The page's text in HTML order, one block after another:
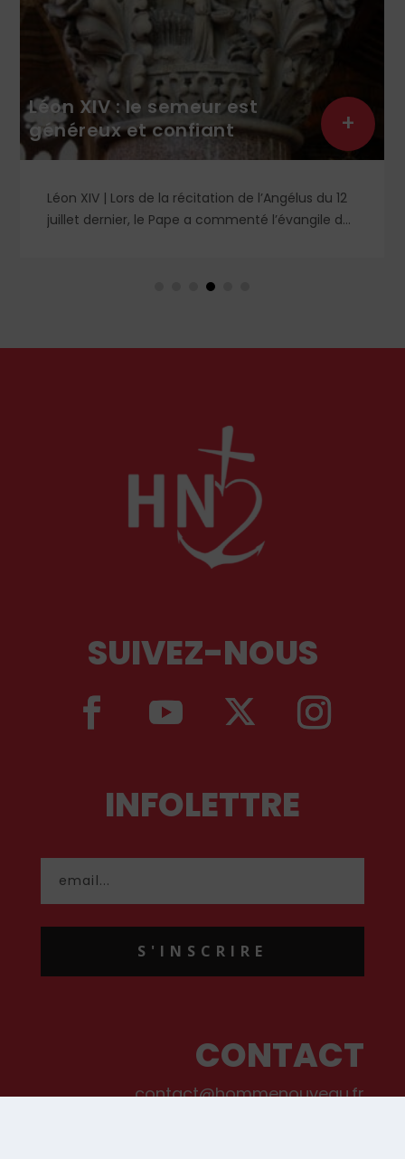
Léon XIV : le semeur est
généreux et confiant
Léon XIV | Lors de la récitation de l’Angélus du 12
juillet dernier, le Pape a commenté l’évangile de
+
SUIVEZ-NOUS
INFOLETTRE
S'INSCRIRE
CONTACT
contact@hommenouveau.fr